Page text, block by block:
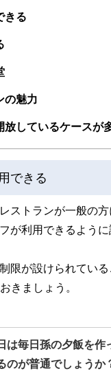
ことで、読者目線のコン
ルプランナー、弁護士、
書士、投資アナリスト、
報発信を実現しています。
アを提供するお金のコンシ
きる
の魅力
放しているケースが
できる
ストランが一般の
が利用できるよう
限が設けられてい
きましょう。
は毎日孫の夕飯を
のが普通でしょうか